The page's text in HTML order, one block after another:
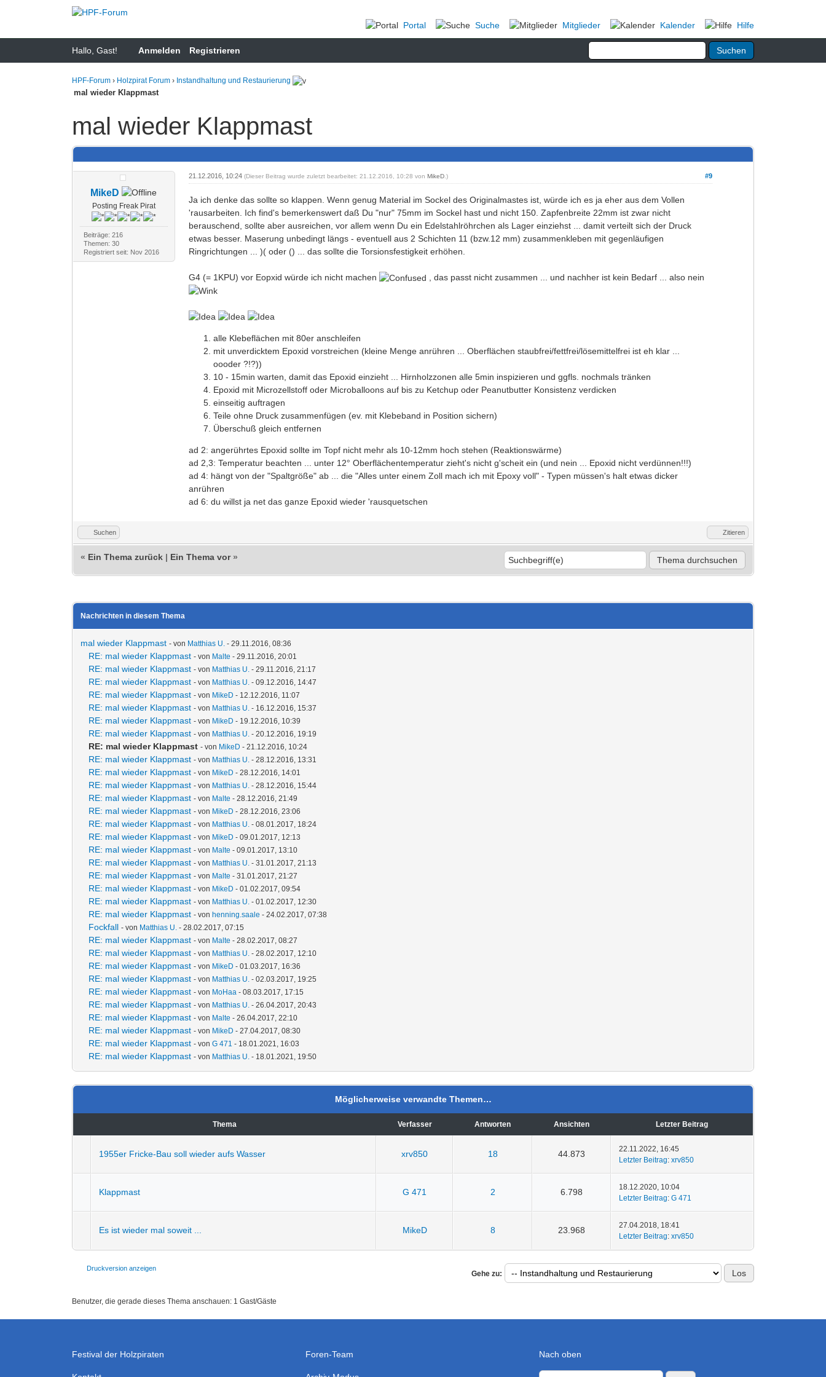
Portal Suche Mitglieder Kalender Hilfe
Hallo, Gast! Anmelden Registrieren
HPF-Forum › Holzpirat Forum › Instandhaltung und Restaurierung
mal wieder Klappmast
mal wieder Klappmast
MikeD
Posting Freak Pirat
Beiträge: 216
Themen: 30
Registriert seit: Nov 2016
#9
21.12.2016, 10:24 (Dieser Beitrag wurde zuletzt bearbeitet: 21.12.2016, 10:28 von MikeD.)
Ja ich denke das sollte so klappen. Wenn genug Material im Sockel des Originalmastes ist, würde ich es ja eher aus dem Vollen
'rausarbeiten. Ich find's bemerkenswert daß Du "nur" 75mm im Sockel hast und nicht 150. Zapfenbreite 22mm ist zwar nicht
berauschend, sollte aber ausreichen, vor allem wenn Du ein Edelstahlröhrchen als Lager einziehst ... damit verteilt sich der Druck
etwas besser. Maserung unbedingt längs - eventuell aus 2 Schichten 11 (bzw.12 mm) zusammenkleben mit gegenläufigen
Ringrichtungen ... )( oder () ... das sollte die Torsionsfestigkeit erhöhen.
G4 (= 1KPU) vor Eopxid würde ich nicht machen , das passt nicht zusammen ... und nachher ist kein Bedarf ... also nein
alle Klebeflächen mit 80er anschleifen
mit unverdicktem Epoxid vorstreichen (kleine Menge anrühren ... Oberflächen staubfrei/fettfrei/lösemittelfrei ist eh klar ...
oooder ?!?))
10 - 15min warten, damit das Epoxid einzieht ... Hirnholzzonen alle 5min inspizieren und ggfls. nochmals tränken
Epoxid mit Microzellstoff oder Microballoons auf bis zu Ketchup oder Peanutbutter Konsistenz verdicken
einseitig auftragen
Teile ohne Druck zusammenfügen (ev. mit Klebeband in Position sichern)
Überschuß gleich entfernen
ad 2: angerührtes Epoxid sollte im Topf nicht mehr als 10-12mm hoch stehen (Reaktionswärme)
ad 2,3: Temperatur beachten ... unter 12° Oberflächentemperatur zieht's nicht g'scheit ein (und nein ... Epoxid nicht verdünnen!!!)
ad 4: hängt von der "Spaltgröße" ab ... die "Alles unter einem Zoll mach ich mit Epoxy voll" - Typen müssen's halt etwas dicker
anrühren
ad 6: du willst ja net das ganze Epoxid wieder 'rausquetschen
Suchen Zitieren
« Ein Thema zurück | Ein Thema vor»
Nachrichten in diesem Thema
mal wieder Klappmast - von Matthias U. - 29.11.2016, 08:36
RE: mal wieder Klappmast - von Malte - 29.11.2016, 20:01
RE: mal wieder Klappmast - von Matthias U. - 29.11.2016, 21:17
RE: mal wieder Klappmast - von Matthias U. - 09.12.2016, 14:47
RE: mal wieder Klappmast - von MikeD - 12.12.2016, 11:07
RE: mal wieder Klappmast - von Matthias U. - 16.12.2016, 15:37
RE: mal wieder Klappmast - von MikeD - 19.12.2016, 10:39
RE: mal wieder Klappmast - von Matthias U. - 20.12.2016, 19:19
RE: mal wieder Klappmast - von MikeD - 21.12.2016, 10:24
RE: mal wieder Klappmast - von Matthias U. - 28.12.2016, 13:31
RE: mal wieder Klappmast - von MikeD - 28.12.2016, 14:01
RE: mal wieder Klappmast - von Matthias U. - 28.12.2016, 15:44
RE: mal wieder Klappmast - von Malte - 28.12.2016, 21:49
RE: mal wieder Klappmast - von MikeD - 28.12.2016, 23:06
RE: mal wieder Klappmast - von Matthias U. - 08.01.2017, 18:24
RE: mal wieder Klappmast - von MikeD - 09.01.2017, 12:13
RE: mal wieder Klappmast - von Malte - 09.01.2017, 13:10
RE: mal wieder Klappmast - von Matthias U. - 31.01.2017, 21:13
RE: mal wieder Klappmast - von Malte - 31.01.2017, 21:27
RE: mal wieder Klappmast - von MikeD - 01.02.2017, 09:54
RE: mal wieder Klappmast - von Matthias U. - 01.02.2017, 12:30
RE: mal wieder Klappmast - von henning.saale - 24.02.2017, 07:38
Fockfall - von Matthias U. - 28.02.2017, 07:15
RE: mal wieder Klappmast - von Malte - 28.02.2017, 08:27
RE: mal wieder Klappmast - von Matthias U. - 28.02.2017, 12:10
RE: mal wieder Klappmast - von MikeD - 01.03.2017, 16:36
RE: mal wieder Klappmast - von Matthias U. - 02.03.2017, 19:25
RE: mal wieder Klappmast - von MoHaa - 08.03.2017, 17:15
RE: mal wieder Klappmast - von Matthias U. - 26.04.2017, 20:43
RE: mal wieder Klappmast - von Malte - 26.04.2017, 22:10
RE: mal wieder Klappmast - von MikeD - 27.04.2017, 08:30
RE: mal wieder Klappmast - von G 471 - 18.01.2021, 16:03
RE: mal wieder Klappmast - von Matthias U. - 18.01.2021, 19:50
Möglicherweise verwandte Themen…
Thema Verfasser Antworten Ansichten Letzter Beitrag
1955er Fricke-Bau soll wieder aufs Wasser xrv850 18 44.873
22.11.2022, 16:45
Letzter Beitrag: xrv850
Klappmast G 471 2 6.798
18.12.2020, 10:04
Letzter Beitrag: G 471
Es ist wieder mal soweit ... MikeD 8 23.968
27.04.2018, 18:41
Letzter Beitrag: xrv850
Druckversion anzeigen
Gehe zu:
Benutzer, die gerade dieses Thema anschauen: 1 Gast/Gäste
Festival der Holzpiraten Foren-Team Nach oben